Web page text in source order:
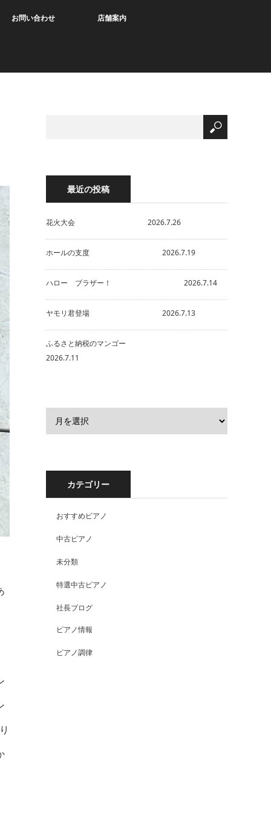
お問い合わせ 店舗案内
最近の投稿
花火大会 2026.7.26
ホールの支度 2026.7.19
ハロー ブラザー！ 2026.7.14
ヤモリ君登場 2026.7.13
ふるさと納税のマンゴー
2026.7.11
カテゴリー
おすすめピアノ
中古ピアノ
未分類
特選中古ピアノ
社長ブログ
ピアノ情報
ピアノ調律